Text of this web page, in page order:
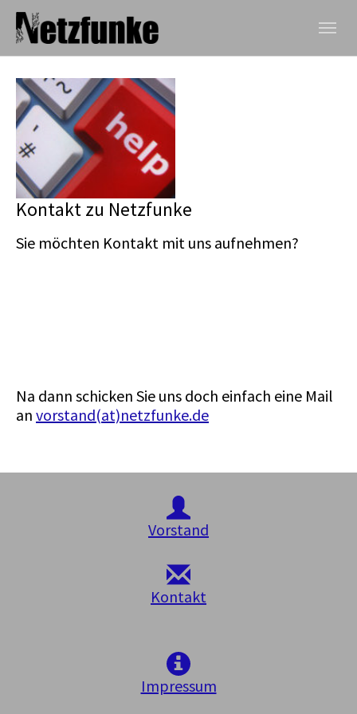
Skip to main navigation
Zum Hauptinhalt springen
Skip to page footer
Kontakt zu Netzfunke
Sie möchten Kontakt mit uns aufnehmen?
Na dann schicken Sie uns doch einfach eine Mail
an vorstand(at)netzfunke.de
Vorstand
Kontakt
Impressum